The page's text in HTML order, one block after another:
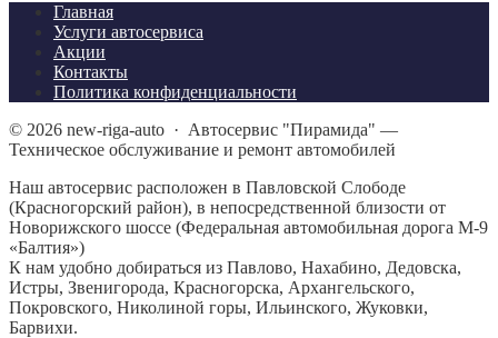
Главная
Услуги автосервиса
Акции
Контакты
Политика конфиденциальности
© 2026 new-riga-auto · Автосервис "Пирамида" —
Техническое обслуживание и ремонт автомобилей
Наш автосервис расположен в Павловской Слободе
(Красногорский район), в непосредственной близости от
Новорижского шоссе (Федеральная автомобильная дорога М-9
«Балтия»)
К нам удобно добираться из Павлово, Нахабино, Дедовска,
Истры, Звенигорода, Красногорска, Архангельского,
Покровского, Николиной горы, Ильинского, Жуковки,
Барвихи.